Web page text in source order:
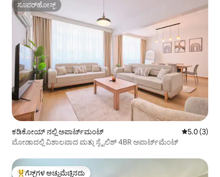
ಸೂಪರ್‌ಹೋಸ್ಟ್
ಸೂಪರ್‌ಹೋಸ್ಟ್
ಕಡಿಕೋಯ್ ನಲ್ಲಿ ಅಪಾರ್ಟ್‌ಮಂಟ್ 5 ರಲ್ಲಿ 5.0
5.0 (3)
ಮೋಡಾದಲ್ಲಿ ವಿಶಾಲವಾದ ಮತ್ತು ಸ್ಟೈಲಿಶ್ 4BR ಅಪಾರ್ಟ್‌ಮೆಂಟ್
ಗೆಸ್ಟ್‌ಗಳ ಅಚ್ಚುಮೆಚ್ಚಿನದು